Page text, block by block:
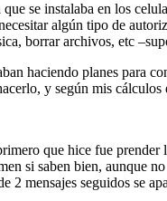
se instalaba en los
algún tipo de
borrar archivos, etc
haciendo planes para
y según mis
que hice fue
si saben bien, aunque
2 mensajes seguidos se